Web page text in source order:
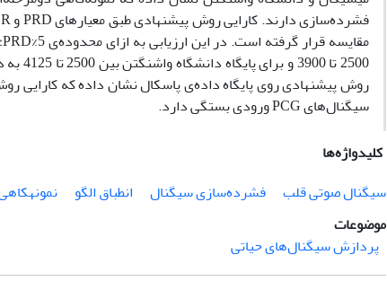
2500
روش پیشنهادی روی پایگاه داده‌ی پاسکال نشان داده که کارایی
سیگنال‌های PCG ورودی بستگی دارد.
کلیدواژه‌ها
سیگنال صوتی قلب
فشرده‌سازی سیگنال انطباق الگو
موضوعات
پردازش سیگنال‌های حیاتی